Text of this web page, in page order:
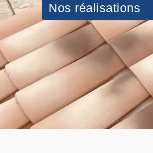
Nos réalisations